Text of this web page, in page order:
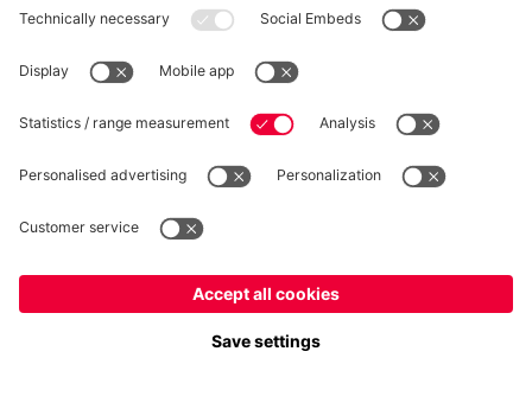
RECESSO
Privacy
Impostazioni dei cookie
*Prezzi IVA inclusa e spese di spedizione escluse
© FC Bayern München AG
FC Bayern München AG, Säbener Str. 51-57, 81547 Monaco
Italianoper consegnare lì!
Globaleper consegnare lì!